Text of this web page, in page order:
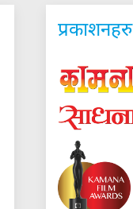
प्रकाशनहरु